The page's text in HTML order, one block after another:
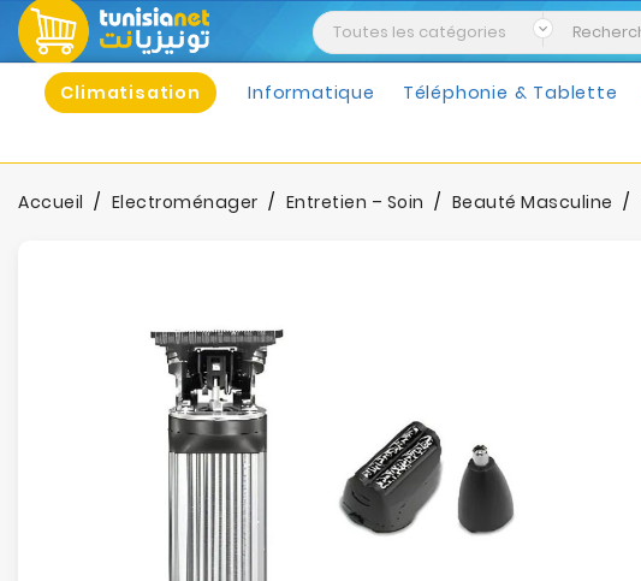
Climatisation Informatique Téléphonie & Tablette
Accueil Electroménager Entretien – Soin Beauté Masculine